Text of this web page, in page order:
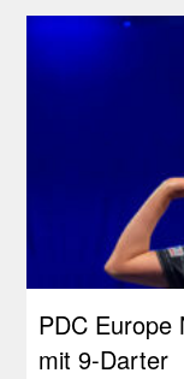
PDC Europe
mit 9-Darter